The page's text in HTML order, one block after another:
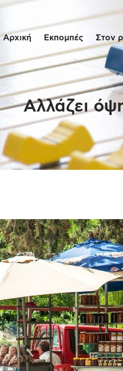
Αρχική Εκπομπές Στον
Αλλάζει
Αρχική
Στον
μέρας
Ένθετα